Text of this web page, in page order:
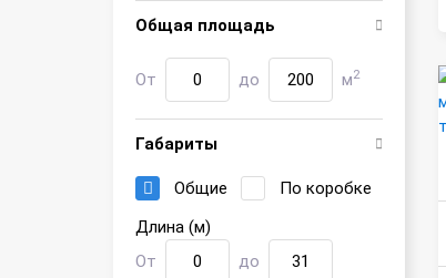
Общая площадь
От до м2
Габариты
Общие
По коробке
Длина (м)
От
до